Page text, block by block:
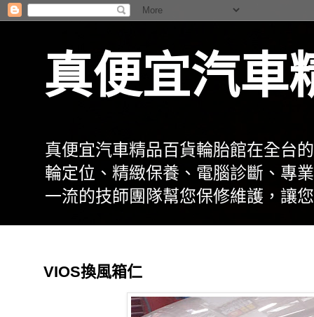
真便宜汽車
真便宜汽車精品百貨輪胎館在全台
輪定位、精緻保養、電腦診斷、專
一流的技師團隊幫您保修維護，讓
VIOS換風箱仁